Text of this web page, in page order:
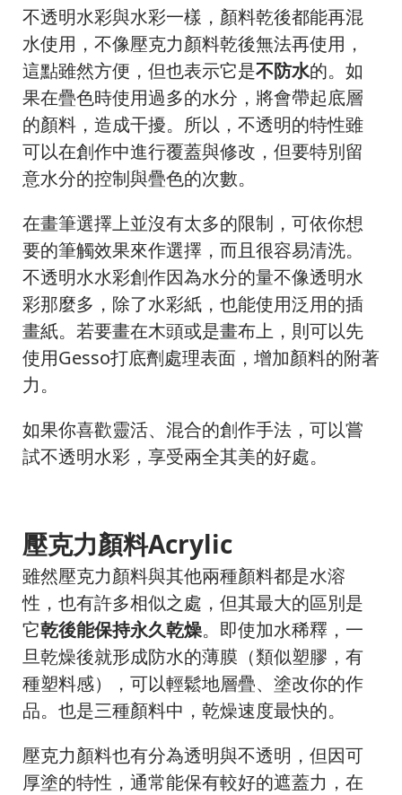
不透明水彩與水彩一樣，顏料乾後都能再混
水使用，不像壓克力顏料乾後無法再使用，
這點雖然方便，但也表示它是不防水的。如
果在疊色時使用過多的水分，將會帶起底層
的顏料，造成干擾。所以，不透明的特性雖
可以在創作中進行覆蓋與修改，但要特別留
意水分的控制與疊色的次數。
在畫筆選擇上並沒有太多的限制，可依你想
要的筆觸效果來作選擇，而且很容易清洗。
不透明水水彩創作因為水分的量不像透明水
彩那麼多，除了水彩紙，也能使用泛用的插
畫紙。若要畫在木頭或是畫布上，則可以先
使用Gesso打底劑處理表面，增加顏料的附著
力。
如果你喜歡靈活、混合的創作手法，可以嘗
試不透明水彩，享受兩全其美的好處。
壓克力顏料Acrylic
雖然壓克力顏料與其他兩種顏料都是水溶
性，也有許多相似之處，但其最大的區別是
它乾後能保持永久乾燥。即使加水稀釋，一
旦乾燥後就形成防水的薄膜（類似塑膠，有
種塑料感），可以輕鬆地層疊、塗改你的作
品。也是三種顏料中，乾燥速度最快的。
壓克力顏料也有分為透明與不透明，但因可
厚塗的特性，通常能保有較好的遮蓋力，在